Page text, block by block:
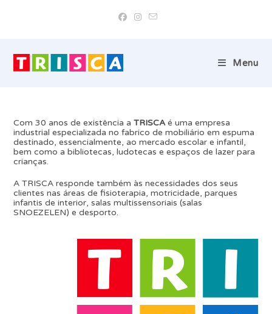
Menu
Com 30 anos de existência aTRISCAé uma empresa
industrial especializada no fabrico de mobiliário em espuma
destinado, essencialmente, ao mercado escolar e infantil,
bem como a bibliotecas, ludotecas e espaços de lazer para
crianças.
A TRISCA responde também às necessidades dos seus
clientes nas áreas de fisioterapia, motricidade, parques
infantis de interior, salas multissensoriais (salas
SNOEZELEN) e desporto.